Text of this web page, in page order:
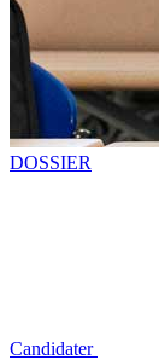
DOSSIER
Candidater